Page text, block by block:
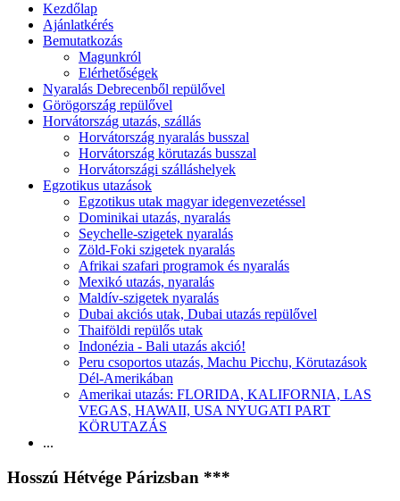
Kezdőlap
Ajánlatkérés
Bemutatkozás
Magunkról
Elérhetőségek
Nyaralás Debrecenből repülővel
Görögország repülővel
Horvátország utazás, szállás
Horvátország nyaralás busszal
Horvátország körutazás busszal
Horvátországi szálláshelyek
Egzotikus utazások
Egzotikus utak magyar idegenvezetéssel
Dominikai utazás, nyaralás
Seychelle-szigetek nyaralás
Zöld-Foki szigetek nyaralás
Afrikai szafari programok és nyaralás
Mexikó utazás, nyaralás
Maldív-szigetek nyaralás
Dubai akciós utak, Dubai utazás repülővel
Thaiföldi repülős utak
Indonézia - Bali utazás akció!
Peru csoportos utazás, Machu Picchu, Körutazások
Dél-Amerikában
Amerikai utazás: FLORIDA, KALIFORNIA, LAS
VEGAS, HAWAII, USA NYUGATI PART
KÖRUTAZÁS
...
Hosszú Hétvége Párizsban ***